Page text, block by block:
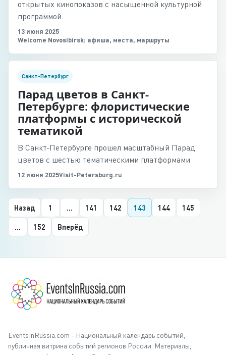
открытых кинопоказов с насыщенной культурной
программой.
13 июня 2025
Welcome Novosibirsk: афиша, места, маршруты
Санкт-Петербург
Парад цветов в Санкт-
Петербурге: флористические
платформы с исторической
тематикой
В Санкт-Петербурге прошел масштабный Парад
цветов с шестью тематическими платформами
12 июня 2025Visit-Petersburg.ru
Назад 1 ... 141 142 143 144 145
... 152 Вперёд
EventsInRussia.com - Национальный календарь событий,
публичная витрина событий регионов России. Материалы,